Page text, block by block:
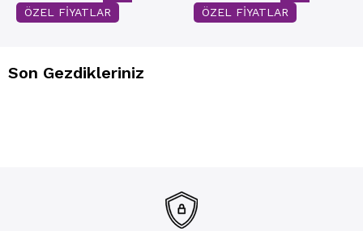
ÖZEL FİYATLAR ÖZEL FİYATLAR
Son Gezdikleriniz